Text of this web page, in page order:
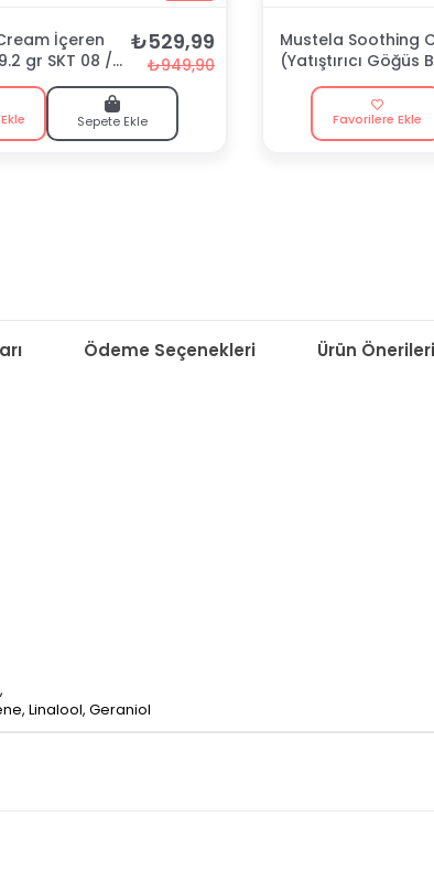
İçeren
gr SKT 08 /
₺529,99
₺949,90
Sepete Ekle
Mustela Soothing
(Yatıştırıcı Göğüs
Favorilere Ekle
Ödeme Seçenekleri Ürün Önerileri
Linalool, Geraniol